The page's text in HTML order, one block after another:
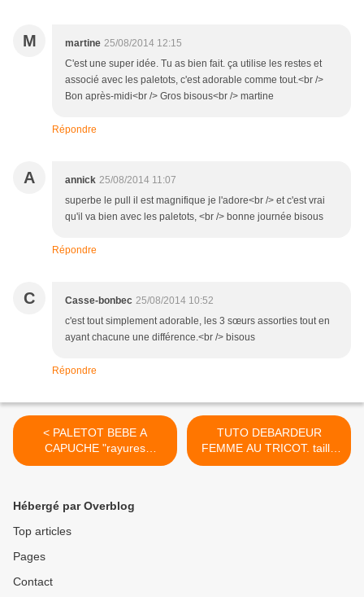
M martine 25/08/2014 12:15
C'est une super idée. Tu as bien fait. ça utilise les restes et
associé avec les paletots, c'est adorable comme tout.<br />
Bon après-midi<br /> Gros bisous<br /> martine
Répondre
A annick 25/08/2014 11:07
superbe le pull il est magnifique je l'adore<br /> et c'est vrai
qu'il va bien avec les paletots, <br /> bonne journée bisous
Répondre
C Casse-bonbec 25/08/2014 10:52
c'est tout simplement adorable, les 3 sœurs assorties tout en
ayant chacune une différence.<br /> bisous
Répondre
< PALETOT BEBE A
CAPUCHE "rayures
verticales"...( taille
TUTO DEBARDEUR
FEMME AU TRICOT. taille
40/42 >
Hébergé par Overblog
Top articles
Pages
Contact